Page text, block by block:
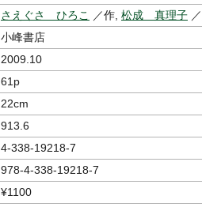
さえぐさ ひろこ ／作, 松成 真理子
小峰書店
2009.10
61p
22cm
913.6
4-338-19218-7
978-4-338-19218-7
¥1100